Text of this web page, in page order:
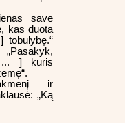
save
kas duota
... ] kuris
ir
„Ką